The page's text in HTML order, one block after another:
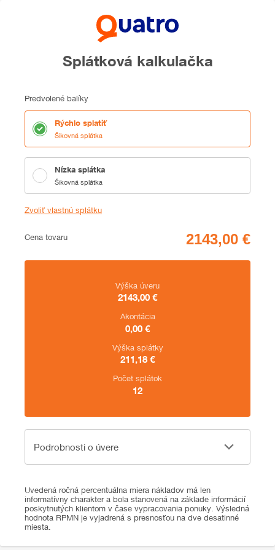
Splátková kalkulačka
Predvolené balíky
Rýchlo splatiť
Šikovná splátka
Nízka splátka
Šikovná splátka
Zvoliť vlastnú splátku
Cena
Cena tovaru
Zhrnutie
Výška úveru
2143,00 €
Akontácia
0,00 €
Výška splátky
211,18 €
Počet splátok
12
Podrobnosti o úvere
Podrobnosti o úvere
Uvedená ročná percentuálna miera nákladov má len
informatívny charakter a bola stanovená na základe informácií
poskytnutých klientom v čase vypracovania ponuky. Výsledná
hodnota RPMN je vyjadrená s presnosťou na dve desatinné
miesta.